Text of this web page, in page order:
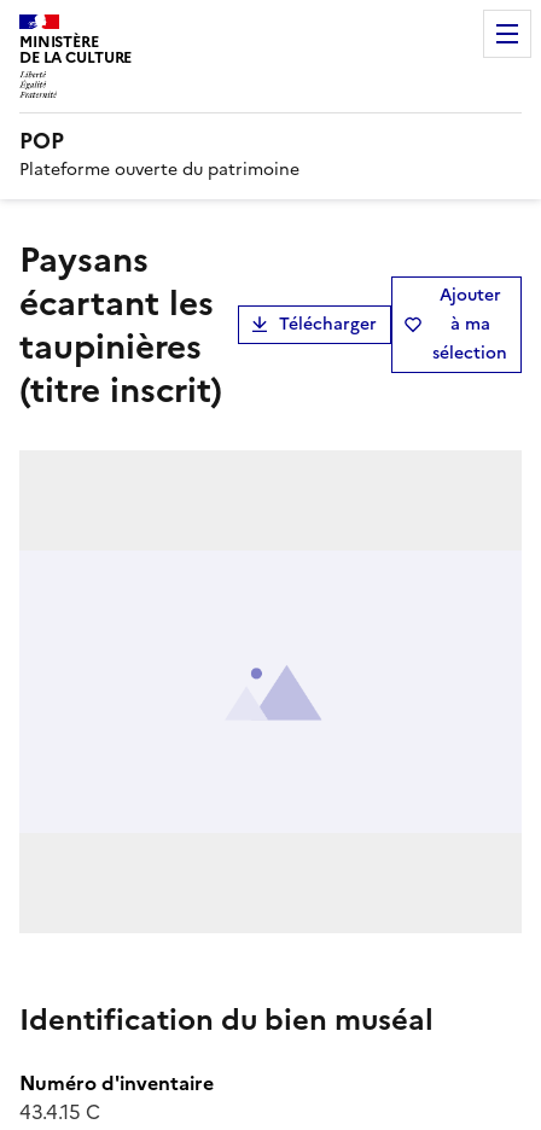
MINISTÈRE
DE LA CULTURE
POP
Plateforme ouverte du patrimoine
Paysans
écartant les
taupinières
(titre inscrit)
Télécharger
Ajouter
à ma
sélection
Identification du bien muséal
Numéro d'inventaire
43.4.15 C